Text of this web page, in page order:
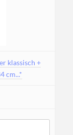
klassisch +
cm...*